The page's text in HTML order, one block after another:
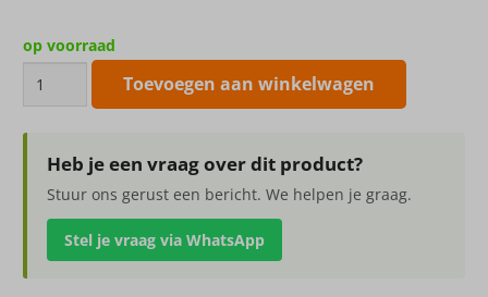
op voorraad
Bonsai
plaat
bruin
aantal
Toevoegen aan winkelwagen
Heb je een vraag over dit product?
Stuur ons gerust een bericht. We helpen je graag.
Stel je vraag via WhatsApp